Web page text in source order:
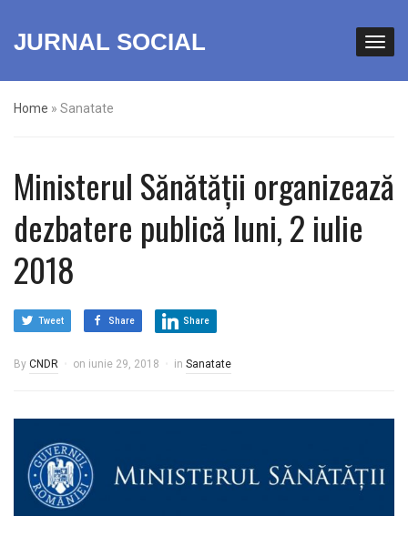
JURNAL SOCIAL
Home » Sanatate
Ministerul Sănătății organizează
dezbatere publică luni, 2 iulie
2018
Tweet Share Share
By CNDR on iunie 29, 2018 in Sanatate